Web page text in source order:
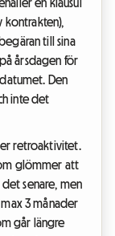
en klausul
kontrakten),
till sina
årsdagen för
Den
inte det
retroaktivitet.
glömmer att
senare, men
3 månader
går längre